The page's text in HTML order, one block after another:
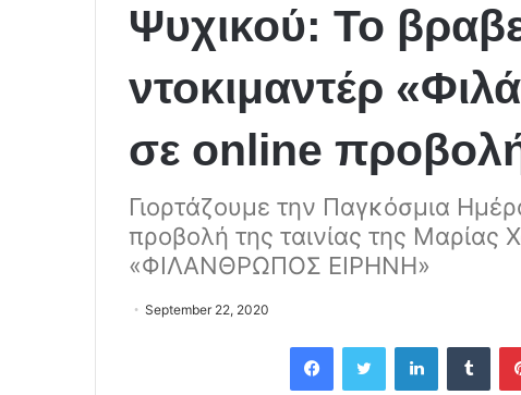
Ψυχικού: Το
ντοκιμαντέρ
σε online
Γιορτάζουμε την Παγκόσμια
προβολή της ταινίας της Μαρίας
«ΦΙΛΑΝΘΡΩΠΟΣ ΕΙΡΗΝΗ»
September 22, 2020